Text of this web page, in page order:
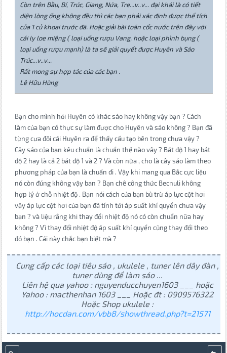
Còn trên Bầu, Bí, Trúc, Giang, Nứa, Tre...v..v... đại khái là có tiết
diện lòng ống không đều thì các bạn phải xác định được thể tích
của 1 củ khoai trước đã. Hoặc giải bài toán cốc nước trên đây với
cái ly loe miệng ( loại uống rượu Vang, hoặc loại phình bụng (
loại uống rượu mạnh) là ta sẽ giải quyết được Huyên và Sáo
Trúc...v..v...
Rất mong sự hợp tác của các bạn .
Lê Hữu Hùng
Bạn cho mình hỏi Huyên có khác sáo hay không vậy bạn ? Cách
làm của bạn có thực sự làm được cho Huyên và sáo không ? Bạn đã
từng cưa đôi cái Huyên ra để thấy cấu tạo bên trong chưa vậy ?
Cây sáo của bạn kêu chuẩn là chuẩn thế nào vây ? Bát độ 1 hay bát
độ 2 hay là cả 2 bát độ 1 và 2 ? Và còn nữa , cho là cây sáo làm theo
phương pháp của bạn là chuẩn đi . Vậy khi mang qua Bắc cực liệu
nó còn đúng không vậy ban ? Bạn chê công thức Becnuli không
hợp lý ở chỗ nhiệt độ . Bạn nói cách của bạn bù trừ áp lực cột hơi
vậy áp lực cột hơi của bạn đã tính tới áp suất khí quyển chưa vậy
bạn ? và liệu rằng khi thay đổi nhiệt độ nó có còn chuẩn nữa hay
không ? Vì thay đổi nhiệt độ áp suất khí quyển cũng thay đổi theo
đó bạn . Cái này chắc bạn biết mà ?
Cung cấp các loại tiêu sáo , ukulele , tuner lên dây đàn ,
tuner dùng để làm sáo ...
Liên hệ qua yahoo : nguyenducchuyen1603 ___ hoặc
Yahoo : macthenhan 1603 ___ Hoặc đt : 0909576322
Hoặc Shop ukulele :
http://hocdan.com/vbb8/showthread.php?t=21571